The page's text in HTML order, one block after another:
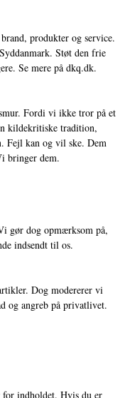
produkter og service.
Støt den frie
Se mere på dkq.dk.
Fordi vi ikke tror på et
kildekritiske tradition,
Fejl kan og vil ske. Dem
bringer dem.
gør dog opmærksom på,
indsendt til os.
Dog modererer vi
og angreb på privatlivet.
for indholdet. Hvis du er